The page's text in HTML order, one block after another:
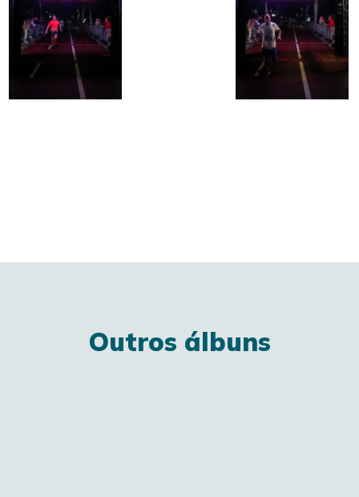
Outros álbuns